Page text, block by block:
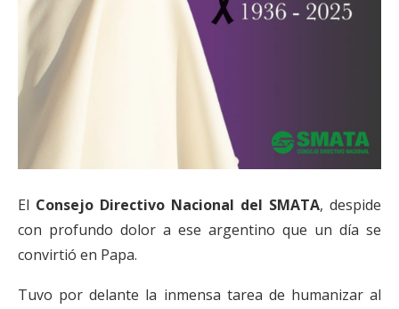
El Consejo Directivo Nacional del SMATA, despide
con profundo dolor a ese argentino que un día se
convirtió en Papa.
Tuvo por delante la inmensa tarea de humanizar al